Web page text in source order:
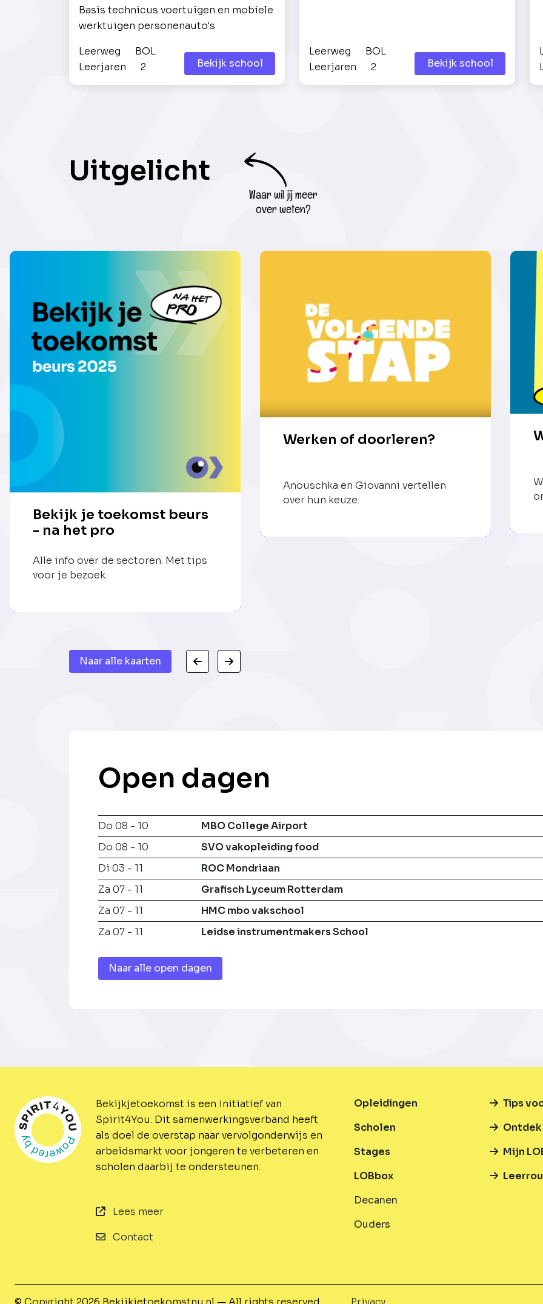
Basis technicus voertuigen en mobiele
werktuigen personenauto's
Leerweg
BOL
Leerjaren
2 Bekijk school
Leerweg
BOL
Leerjaren
2 Bekijk school
Uitgelicht
Waar wil jij meer
over weten?
Bekijk je toekomst beurs
- na het pro
Alle info over de sectoren. Met tips
voor je bezoek.
Werken of doorleren?
Anouschka en Giovanni vertellen
over hun keuze.
Naar alle kaarten
Open dagen
Do 08 - 10
MBO College Airport
Do 08 - 10
SVO vakopleiding food
Di 03 - 11
ROC Mondriaan
Za 07 - 11
Grafisch Lyceum Rotterdam
Za 07 - 11
HMC mbo vakschool
Za 07 - 11
Leidse instrumentmakers School
Naar alle open dagen
Bekijkjetoekomst is een initiatief van
Spirit4You. Dit samenwerkingsverband heeft
als doel de overstap naar vervolgonderwijs en
arbeidsmarkt voor jongeren te verbeteren en
scholen daarbij te ondersteunen.
Lees meer
Contact
Opleidingen
Scholen
Stages
LOBbox
Decanen
Ouders
Tips
Mijn